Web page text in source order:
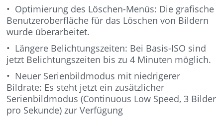
• Optimierung des Löschen-Menüs: Die grafische
Benutzeroberfläche für das Löschen von Bildern
wurde überarbeitet.
• Längere Belichtungszeiten: Bei Basis-ISO sind
jetzt Belichtungszeiten bis zu 4 Minuten möglich.
• Neuer Serienbildmodus mit niedrigerer
Bildrate: Es steht jetzt ein zusätzlicher
Serienbildmodus (Continuous Low Speed, 3 Bilder
pro Sekunde) zur Verfügung